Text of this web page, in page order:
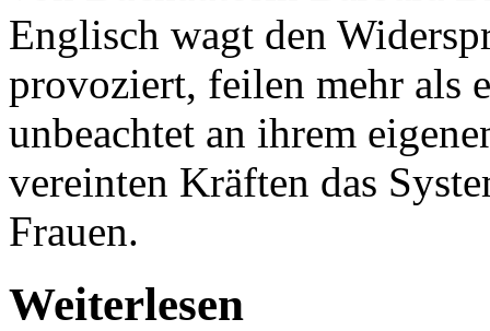
Englisch wagt den
provoziert, feilen mehr als
unbeachtet an ihrem
vereinten Kräften das
Frauen.
Weiterlesen